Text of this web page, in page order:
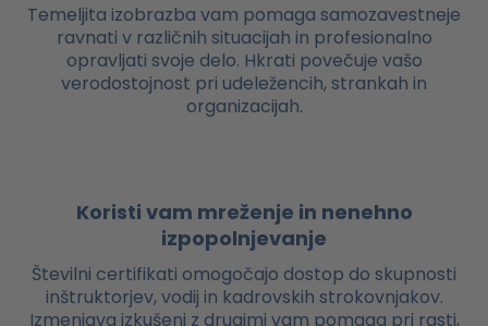
Temeljita izobrazba vam pomaga samozavestneje
ravnati v različnih situacijah in profesionalno
opravljati svoje delo. Hkrati povečuje vašo
verodostojnost pri udeležencih, strankah in
organizacijah.
Koristi vam mreženje in nenehno
izpopolnjevanje
Številni certifikati omogočajo dostop do skupnosti
inštruktorjev, vodij in kadrovskih strokovnjakov.
Izmenjava izkušenj z drugimi vam pomaga pri rasti,